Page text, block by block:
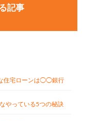
記事
住宅ローンは◯◯銀行
やっている5つの秘訣